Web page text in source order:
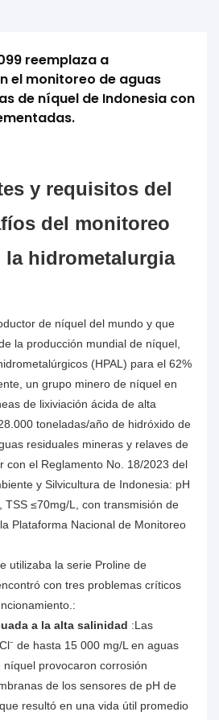
reemplaza a
el monitoreo de aguas
de níquel de Indonesia con
y requisitos del
del monitoreo
la hidrometalurgia
de níquel del mundo y que
la producción mundial de níquel,
(HPAL) para el 62%
un grupo minero de níquel en
de lixiviación ácida de alta
toneladas/año de hidróxido de
residuales mineras y relaves de
con el Reglamento No. 18/2023 del
y Silvicultura de Indonesia: pH
TSS ≤70mg/L, con transmisión de
Plataforma Nacional de Monitoreo
utilizaba la serie Proline de
con tres problemas críticos
a la alta salinidad :Las
de hasta 15 000 mg/L en aguas
níquel provocaron corrosión
de los sensores de pH de
resultó en una vida útil promedio